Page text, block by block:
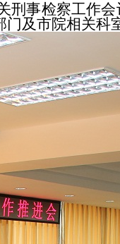
事检察工作
及市院相关